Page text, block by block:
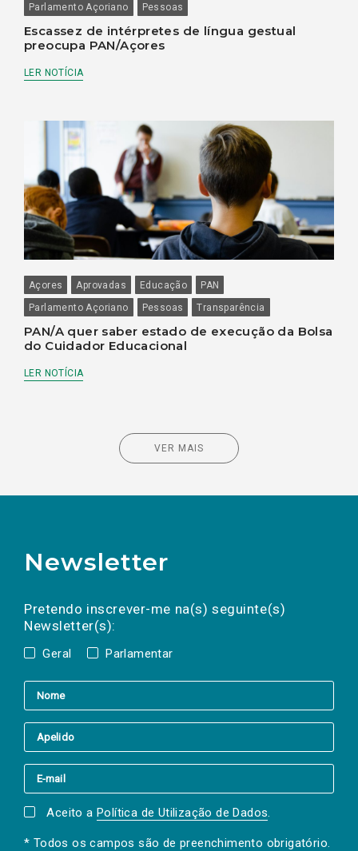
Parlamento Açoriano
Pessoas
Escassez de intérpretes de língua gestual
preocupa PAN/Açores
LER NOTÍCIA
Açores Aprovadas Educação
PAN
Parlamento Açoriano
Pessoas Transparência
PAN/A quer saber estado de execução da Bolsa
do Cuidador Educacional
LER NOTÍCIA
VER MAIS
Newsletter
Pretendo inscrever-me na(s) seguinte(s)
Newsletter(s):
Geral Parlamentar
a(s) newsletter(s).
mail
Aceito a Política de Utilização de Dados.
* Todos os campos são de preenchimento obrigatório.